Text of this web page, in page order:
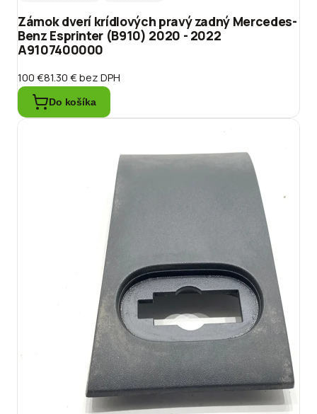
Zámok dverí krídlových pravý zadný Mercedes-
Benz Esprinter (B910) 2020 - 2022
A9107400000
100 €81.30 €bez DPH
Do košíka